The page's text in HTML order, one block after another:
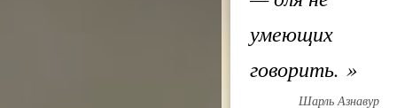
умеющих
говорить. »
Шарль Азнавур